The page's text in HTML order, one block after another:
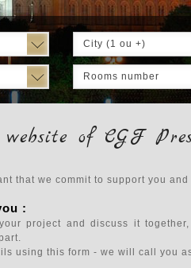
City (1 ou +)
Rooms number
website of CGF
that we commit to support you
:
project and discuss it
using this form - we will call you